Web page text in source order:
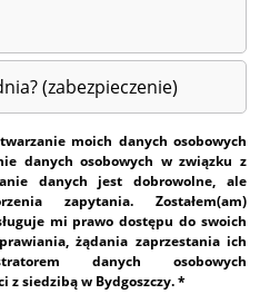
moich danych osobowych
danych osobowych w związku z
danych jest dobrowolne, ale
zapytania. Zostałem(am)
mi prawo dostępu do swoich
żądania zaprzestania ich
danych osobowych
z siedzibą w Bydgoszczy. *